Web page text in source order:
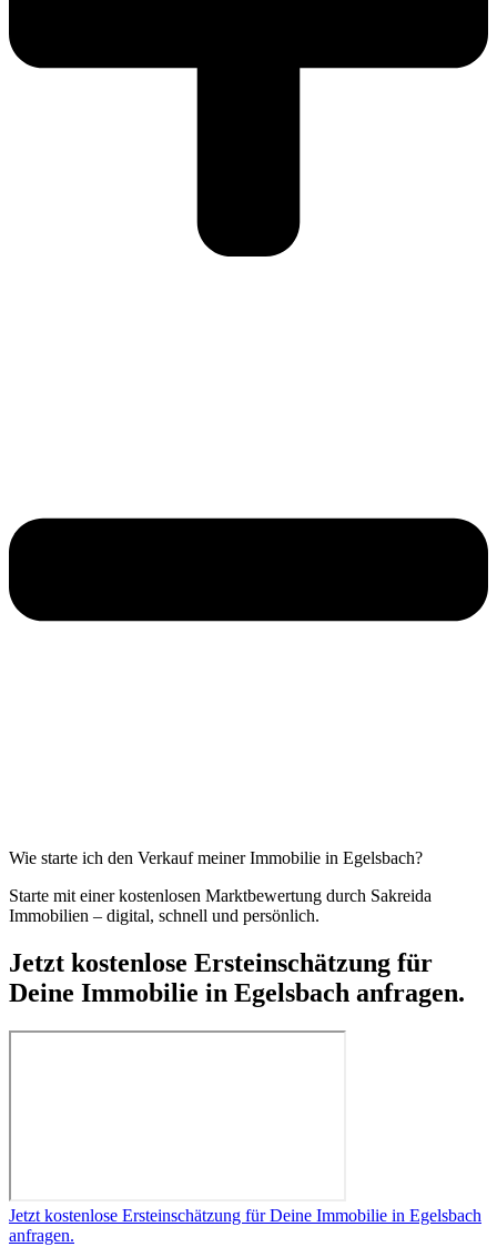
Wie starte ich den Verkauf meiner Immobilie in Egelsbach?
Starte mit einer kostenlosen Marktbewertung durch Sakreida
Immobilien – digital, schnell und persönlich.
Jetzt kostenlose Ersteinschätzung für
Deine Immobilie in Egelsbach anfragen.
Jetzt kostenlose Ersteinschätzung für Deine Immobilie in Egelsbach
anfragen.